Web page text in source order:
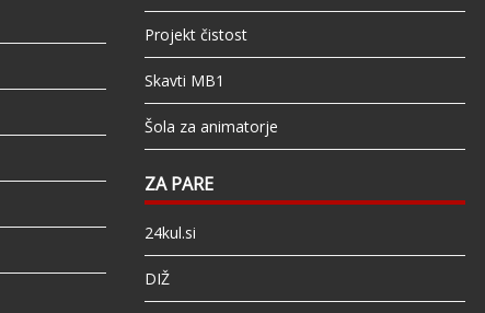
Projekt čistost
Skavti MB1
Šola za animatorje
ZA PARE
24kul.si
DIŽ